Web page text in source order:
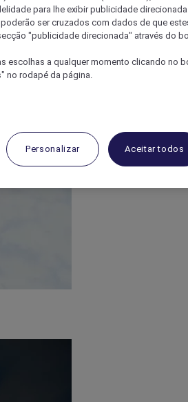
para lhe exibir publicidade
ser cruzados com dados de que
"publicidade direcionada" através do
escolhas a qualquer momento clicando no
no rodapé da página.
Personalizar Aceitar todos